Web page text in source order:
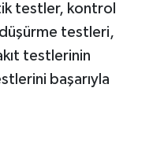
testler, kontrol
testleri,
testlerinin
başarıyla